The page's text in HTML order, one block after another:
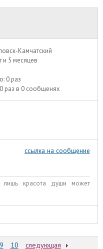
Камчатский
и 5 месяцев
0 раз
0 раз в 0 сообщенях
ссылка на сообщение
лишь красота души может
9 10
следующая